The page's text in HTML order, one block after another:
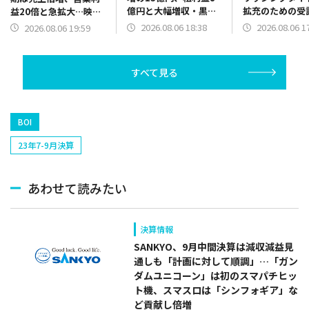
益20倍と急拡大…映画
『SAKAMOTO
2026.08.06 19:59
億円と大幅増収・黒字
転換 「氷の城壁」海
2026.08.06 18:38
拡充のための受
規模の縮小で売
2026.08.06
すべて見る
BOI
23年7-9月決算
あわせて読みたい
決算情報
SANKYO、9月中間決算は減収減益見
通しも「計画に対して順調」…「ガン
ダムユニコーン」は初のスマパチヒッ
ト機、スマスロは「シンフォギア」な
ど貢献し倍増